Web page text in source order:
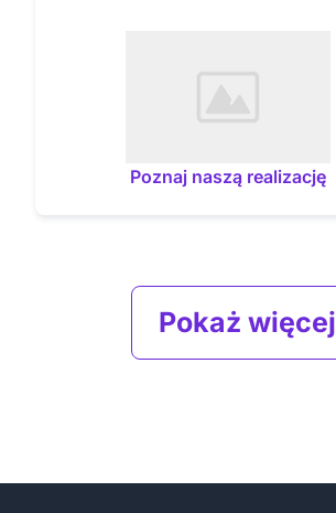
Poznaj naszą realizację
Pokaż więcej